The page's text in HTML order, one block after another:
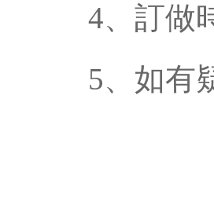
4、
5、如